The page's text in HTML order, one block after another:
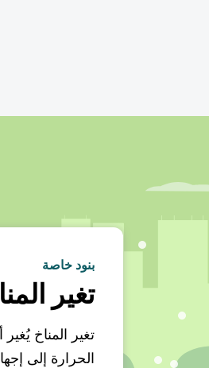
بنود خاصة
تغير
تغير المناخ
الحرارة إلى